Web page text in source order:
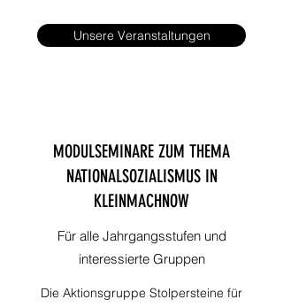
Unsere Veranstaltungen
MODULSEMINARE ZUM THEMA
NATIONALSOZIALISMUS IN
KLEINMACHNOW
Für alle Jahrgangsstufen und
interessierte Gruppen
Die Aktionsgruppe Stolpersteine für